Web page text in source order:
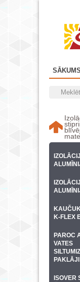
SĀKUMS
K-FLEX
PAROC
VATES
PAKLĀJI
ISOVER